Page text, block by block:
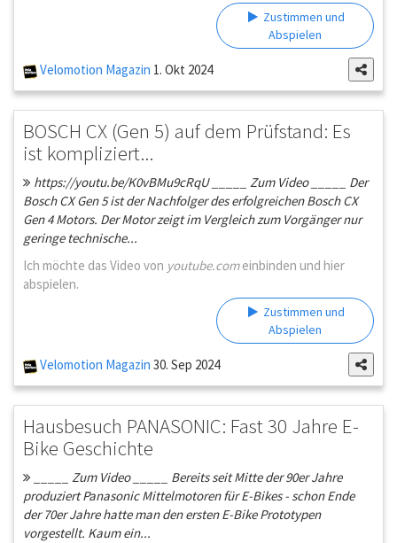
Zustimmen und
Abspielen
Velomotion Magazin 1. Okt 2024
BOSCH CX (Gen 5) auf dem Prüfstand: Es
ist kompliziert...
https://youtu.be/K0vBMu9cRqU _____ Zum Video _____ Der
Bosch CX Gen 5 ist der Nachfolger des erfolgreichen Bosch CX
Gen 4 Motors. Der Motor zeigt im Vergleich zum Vorgänger nur
geringe technische...
Ich möchte das Video von youtube.comeinbinden und hier
abspielen.
Zustimmen und
Abspielen
Velomotion Magazin 30. Sep 2024
Hausbesuch PANASONIC: Fast 30 Jahre E-
Bike Geschichte
_____ Zum Video _____ Bereits seit Mitte der 90er Jahre
produziert Panasonic Mittelmotoren für E-Bikes - schon Ende
der 70er Jahre hatte man den ersten E-Bike Prototypen
vorgestellt. Kaum ein...